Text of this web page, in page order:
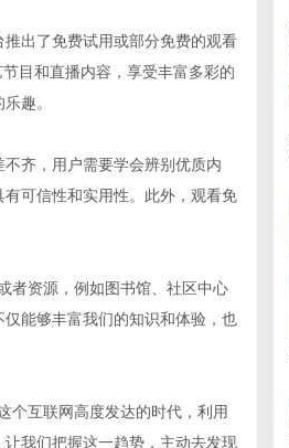
出了免费试用或部分免费的观看
目和直播内容，享受丰富多彩的
趣。
齐，用户需要学会辨别优质内
可信性和实用性。此外，观看免
者资源，例如图书馆、社区中心
能够丰富我们的知识和体验，也
个互联网高度发达的时代，利用
我们把握这一趋势，主动去发现